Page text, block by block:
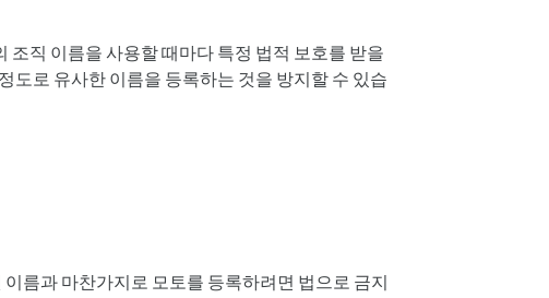
직 이름을 사용할 때마다 특정 법적 보호를 받을
도로 유사한 이름을 등록하는 것을 방지할 수 있습
름과 마찬가지로 모토를 등록하려면 법으로 금지